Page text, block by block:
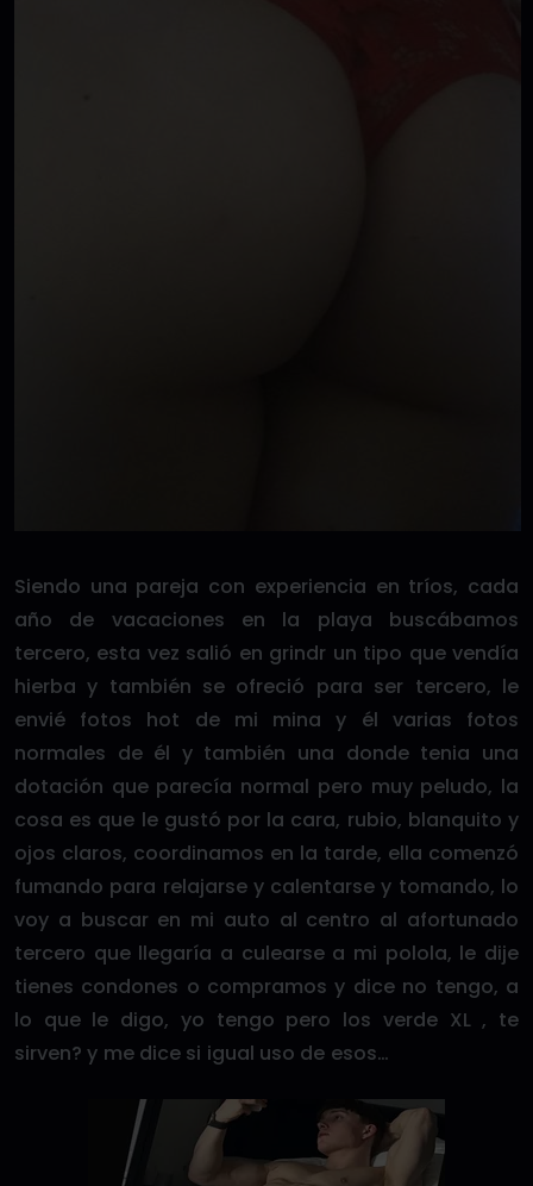
Siendo una pareja con experiencia en tríos, cada
año de vacaciones en la playa buscábamos
tercero, esta vez salió en grindr un tipo que vendía
hierba y también se ofreció para ser tercero, le
envié fotos hot de mi mina y él varias fotos
normales de él y también una donde tenia una
dotación que parecía normal pero muy peludo, la
cosa es que le gustó por la cara, rubio, blanquito y
ojos claros, coordinamos en la tarde, ella comenzó
fumando para relajarse y calentarse y tomando, lo
voy a buscar en mi auto al centro al afortunado
tercero que llegaría a culearse a mi polola, le dije
tienes condones o compramos y dice no tengo, a
lo que le digo, yo tengo pero los verde XL , te
sirven? y me dice si igual uso de esos…